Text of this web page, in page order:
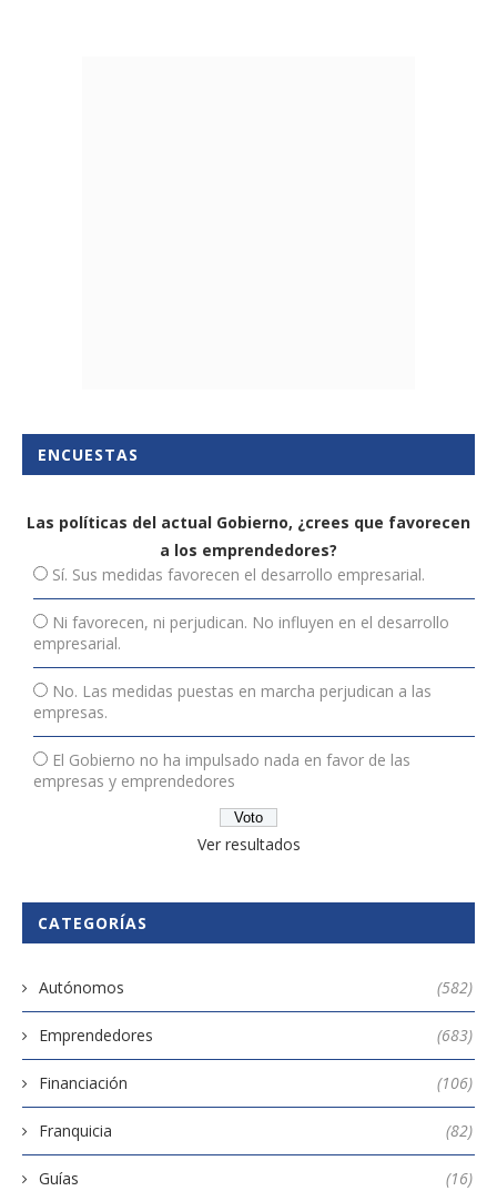
ENCUESTAS
Las políticas del actual Gobierno, ¿crees que favorecen
a los emprendedores?
Sí. Sus medidas favorecen el desarrollo empresarial.
Ni favorecen, ni perjudican. No influyen en el desarrollo
empresarial.
No. Las medidas puestas en marcha perjudican a las
empresas.
El Gobierno no ha impulsado nada en favor de las
empresas y emprendedores
Ver resultados
CATEGORÍAS
Autónomos (582)
Emprendedores (683)
Financiación (106)
Franquicia (82)
Guías (16)